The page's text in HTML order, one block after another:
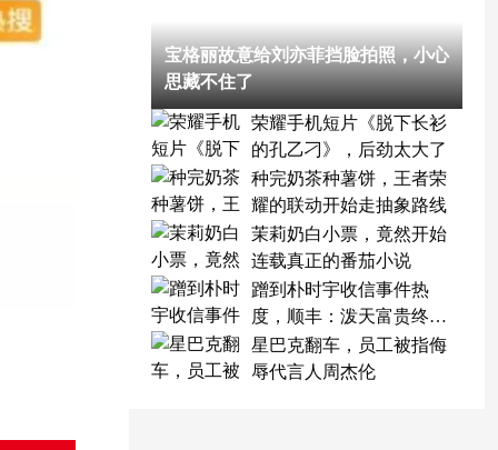
宝格丽故意给刘亦菲挡脸拍照，小心
思藏不住了
荣耀手机短片《脱下长衫
的孔乙刁》，后劲太大了
种完奶茶种薯饼，王者荣
耀的联动开始走抽象路线
茉莉奶白小票，竟然开始
连载真正的番茄小说
蹭到朴时宇收信事件热
度，顺丰：泼天富贵终于
轮到我了
星巴克翻车，员工被指侮
辱代言人周杰伦